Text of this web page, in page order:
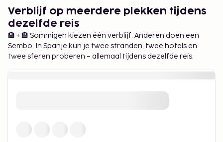
Verblijf op meerdere plekken tijdens
dezelfde reis
🏨 + 🏨 Sommigen kiezen één verblijf. Anderen doen een
Sembo. In Spanje kun je twee stranden, twee hotels en
twee sferen proberen – allemaal tijdens dezelfde reis.